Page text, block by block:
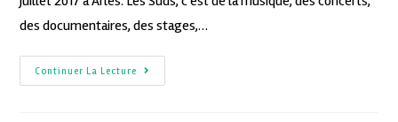
des documentaires, des stages,…
Continuer La Lecture